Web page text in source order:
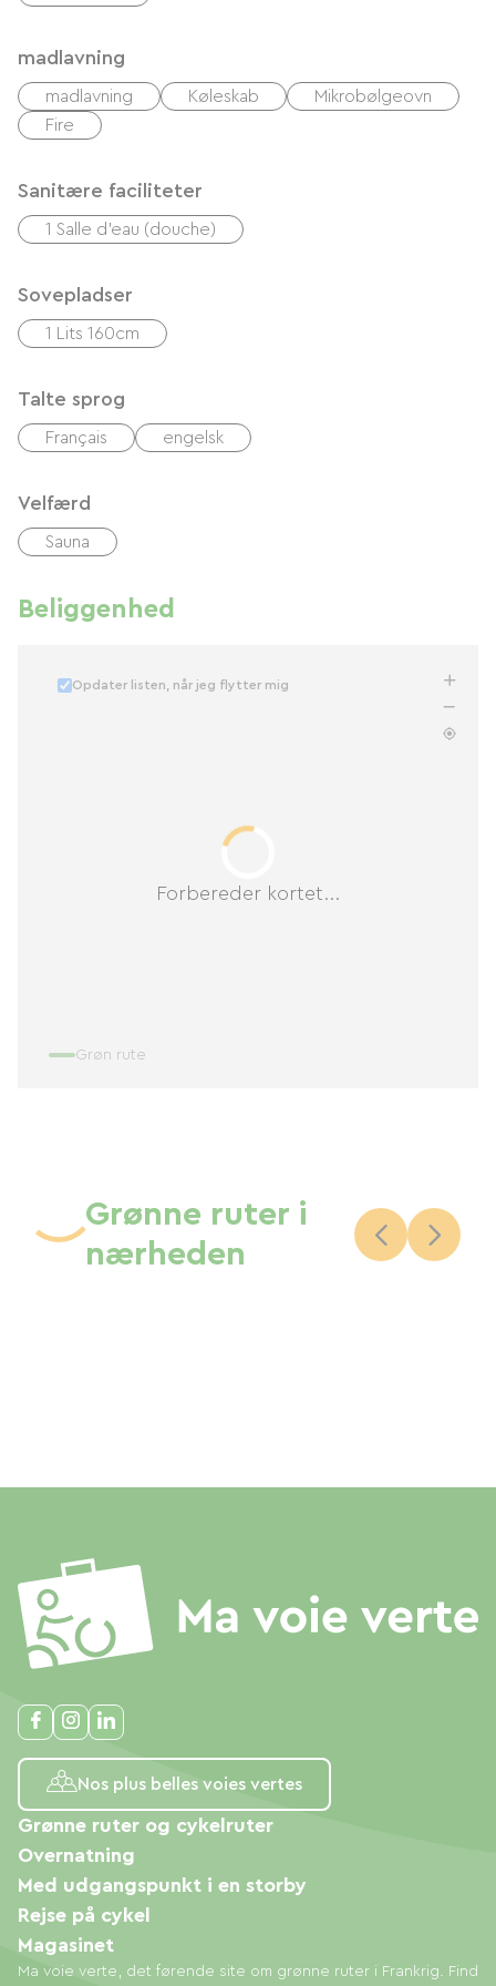
madlavning
madlavning Køleskab
Mikrobølgeovn
Fire
Sanitære faciliteter
1 Salle d'eau (douche)
Sovepladser
1 Lits 160cm
Talte sprog
Français engelsk
Velfærd
Sauna
Beliggenhed
Forbereder kortet...
Opdater listen, når jeg flytter mig
Grøn rute
Grønne ruter i
nærheden
Nos plus belles voies vertes
Ma voie verte, det førende site om grønne ruter i Frankrig. Find
Grønne ruter og cykelruter
Overnatning
Med udgangspunkt i en storby
Rejse på cykel
Magasinet